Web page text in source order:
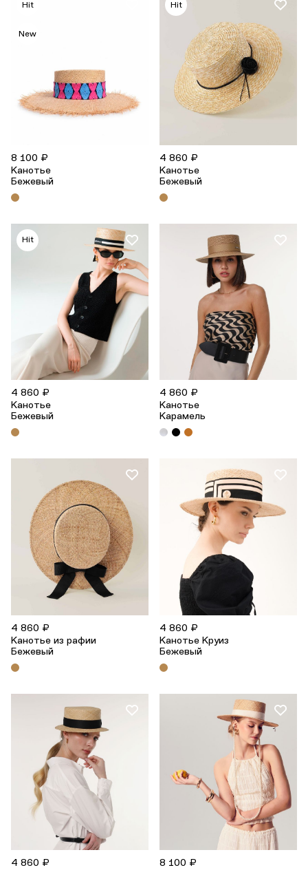
Hit
New
8 100 ₽
Канотье
Бежевый
Hit
4 860 ₽
Канотье
Бежевый
Hit
4 860 ₽
Канотье
Бежевый
4 860 ₽
Канотье
Карамель
4 860 ₽
Канотье из рафии
Бежевый
4 860 ₽
Канотье Круиз
Бежевый
4 860 ₽
8 100 ₽